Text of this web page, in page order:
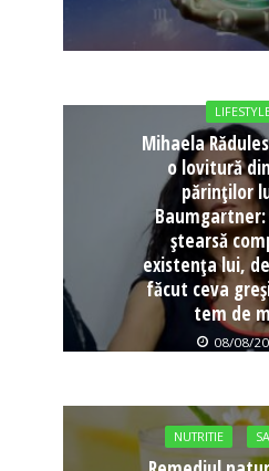
Mihaela
o lovitură
părinților
ștearsă
existența lui,
făcut ceva
tem de
08/08/
NUTRITIE